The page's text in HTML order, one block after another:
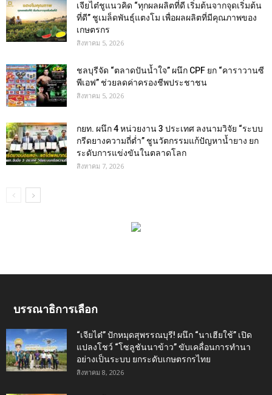
เจียไต๋ชูแนวคิด “ทุกผลผลิตที่ดี เริ่มต้นจากจุดเริ่มต้น
ที่ดี” ชูเมล็ดพันธุ์แตงโม เพื่อผลผลิตที่มีคุณภาพของ
เกษตรกร
สิงหาคม 5, 2026
ชลบุรีจัด “ตลาดปันน้ำใจ” ผนึก CPF ยก “คาราวานซี
พีเอฟ” ช่วยลดค่าครองชีพประชาชน
สิงหาคม 5, 2026
กยท. ผนึก 4 หน่วยงาน 3 ประเทศ ลงนามวิจัย “ระบบ
กรีดยางความถี่ต่ำ” ชูนวัตกรรมแก้ปัญหาน้ำยาง ยก
ระดับการแข่งขันในตลาดโลก
สิงหาคม 7, 2026
บรรณาธิการเลือก
“เจียไต๋” ปักหมุดสุพรรณบุรี! ผนึก “นาเฮียใช้” เปิด
แปลงโชว์ “โซลูชันนาข้าว” ขับเคลื่อนการทำนา
อย่างเป็นระบบ ยกระดับเกษตรกรไทย
สิงหาคม 8, 2026